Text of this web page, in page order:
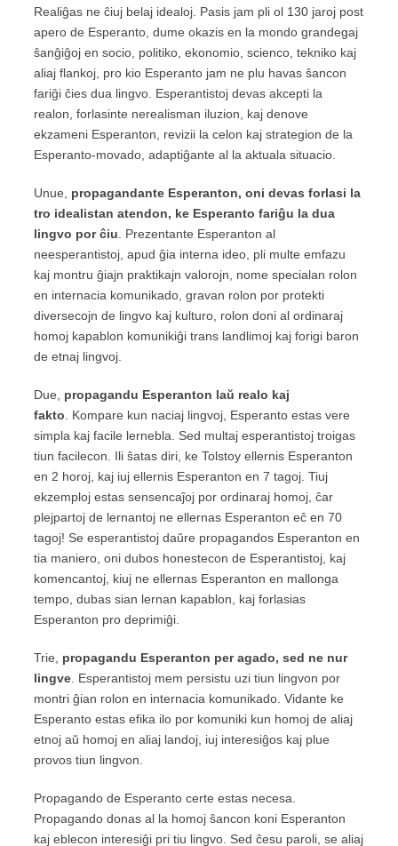
Realiĝas ne ĉiuj belaj idealoj. Pasis jam pli ol 130 jaroj post
apero de Esperanto, dume okazis en la mondo grandegaj
ŝanĝiĝoj en socio, politiko, ekonomio, scienco, tekniko kaj
aliaj flankoj, pro kio Esperanto jam ne plu havas ŝancon
fariĝi ĉies dua lingvo. Esperantistoj devas akcepti la
realon, forlasinte nerealisman iluzion, kaj denove
ekzameni Esperanton, revizii la celon kaj strategion de la
Esperanto-movado, adaptiĝante al la aktuala situacio.
Unue, propagandante Esperanton, oni devas forlasi la
tro idealistan atendon, ke Esperanto fariĝu la dua
lingvo por ĉiu . Prezentante Esperanton al
neesperantistoj, apud ĝia interna ideo, pli multe emfazu
kaj montru ĝiajn praktikajn valorojn, nome specialan rolon
en internacia komunikado, gravan rolon por protekti
diversecojn de lingvo kaj kulturo, rolon doni al ordinaraj
homoj kapablon komunikiĝi trans landlimoj kaj forigi baron
de etnaj lingvoj.
Due, propagandu Esperanton laŭ realo kaj
fakto . Kompare kun naciaj lingvoj, Esperanto estas vere
simpla kaj facile lernebla. Sed multaj esperantistoj troigas
tiun facilecon. Ili ŝatas diri, ke Tolstoy ellernis Esperanton
en 2 horoj, kaj iuj ellernis Esperanton en 7 tagoj. Tiuj
ekzemploj estas sensencaĵoj por ordinaraj homoj, ĉar
plejpartoj de lernantoj ne ellernas Esperanton eĉ en 70
tagoj! Se esperantistoj daŭre propagandos Esperanton en
tia maniero, oni dubos honestecon de Esperantistoj, kaj
komencantoj, kiuj ne ellernas Esperanton en mallonga
tempo, dubas sian lernan kapablon, kaj forlasias
Esperanton pro deprimiĝi.
Trie, propagandu Esperanton per agado, sed ne nur
lingve . Esperantistoj mem persistu uzi tiun lingvon por
montri ĝian rolon en internacia komunikado. Vidante ke
Esperanto estas efika ilo por komuniki kun homoj de aliaj
etnoj aŭ homoj en aliaj landoj, iuj interesiĝos kaj plue
provos tiun lingvon.
Propagando de Esperanto certe estas necesa.
Propagando donas al la homoj ŝancon koni Esperanton
kaj eblecon interesiĝi pri tiu lingvo. Sed ĉesu paroli, se aliaj